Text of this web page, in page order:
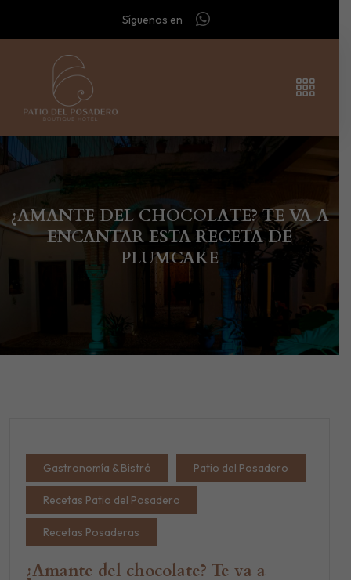
Síguenos en
¿AMANTE DEL CHOCOLATE? TE VA A
ENCANTAR ESTA RECETA DE
PLUMCAKE
Gastronomía & Bistró Patio del Posadero
Recetas Patio del Posadero
Recetas Posaderas
¿Amante del chocolate? Te va a